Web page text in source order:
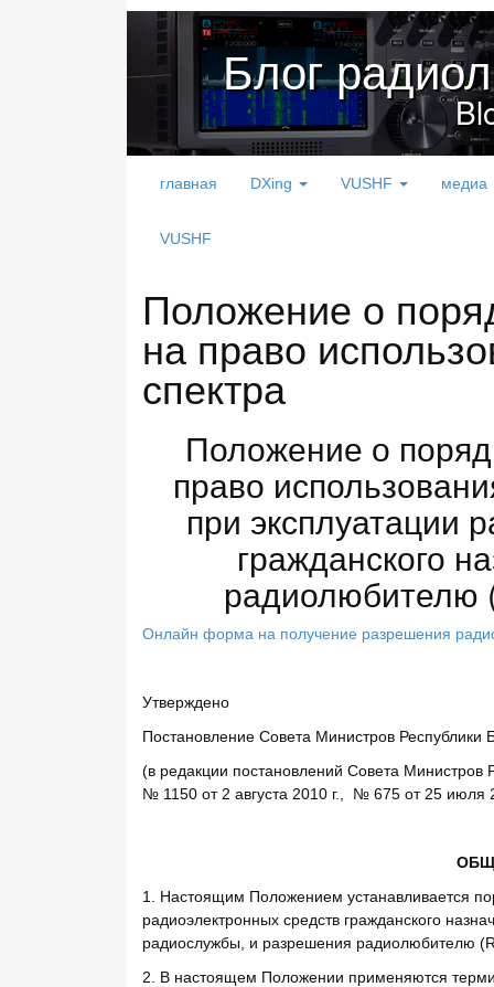
Блог
главная DXing VUSHF медиа
VUSHF
Положение о
на право
спектра
Положение о
право
при эксплуатации
гражданского
радиолюбителю
Онлайн форма на получение разрешения
Утверждено
Постановление Совета Министров
(в редакции постановлений Совета
№ 1150 от 2 августа 2010 г., № 675 от 25 июля
1. Настоящим Положением устанавливается
радиоэлектронных средств гражданского
радиослужбы, и разрешения радиолюбителю
2. В настоящем Положении применяются